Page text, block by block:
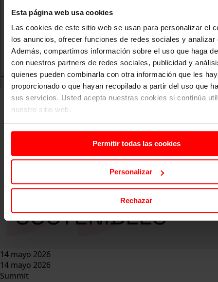
Esta página web usa cookies
Las cookies de este sitio web se usan para personalizar el
los anuncios, ofrecer funciones de redes sociales y analizar
Además, compartimos información sobre el uso que haga
con nuestros partners de redes sociales, publicidad y
quienes pueden combinarla con otra información que les
proporcionado o que hayan recopilado a partir del uso que
sus servicios. Usted acepta nuestras cookies si continúa
nuestro sitio web.
Permitir todas las cookies
Personalizar
Rechazar
14 mayo 2026
14 mayo 2026
Summit